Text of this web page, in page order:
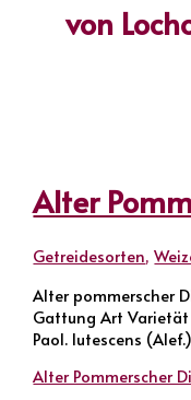
von
Alter
Getreidesorten,
Alter pommerscher
Gattung Art Varietät
Paol. lutescens
Alter Pommerscher